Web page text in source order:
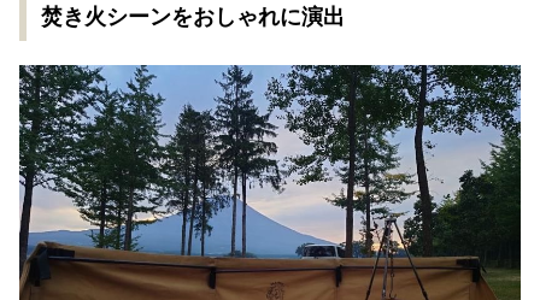
焚き火シーンをおしゃれに演出